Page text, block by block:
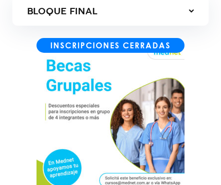
BLOQUE FINAL
INSCRIPCIONES CERRADAS